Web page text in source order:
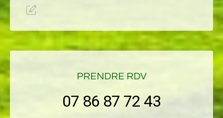
PRENDRE RDV
07 86 87 72 43